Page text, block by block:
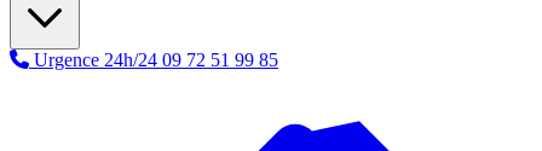
Urgence 24h/24 09 72 51 99 85